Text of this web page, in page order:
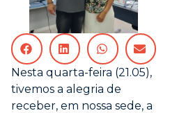
Nesta quarta-feira (21.05),
tivemos a alegria de
receber, em nossa sede, a